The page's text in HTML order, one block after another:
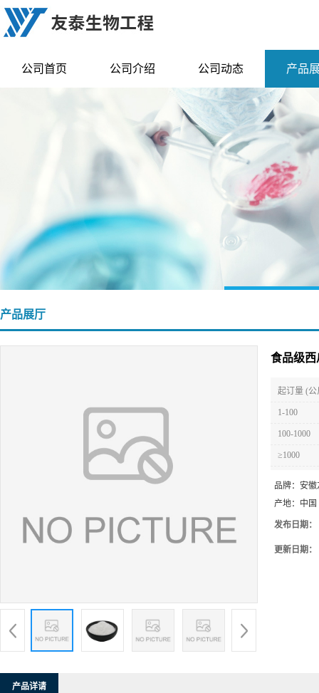
公司首页 公司介绍 公司动态 产品
产品展厅
食品级西
起订量 (公
1-100
100-1000
≥1000
品牌： 安徽
产地： 中国
发布日期：
更新日期：
产品详请